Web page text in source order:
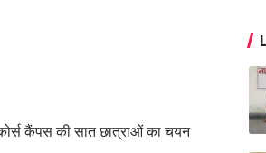
कैंपस की सात छात्राओं का चयन